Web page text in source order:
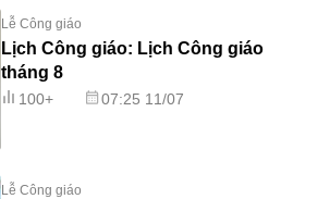
Lễ Công giáo
Lịch Công giáo: Lịch Công giáo
tháng 8
100+ 07:25 11/07
Lễ Công giáo